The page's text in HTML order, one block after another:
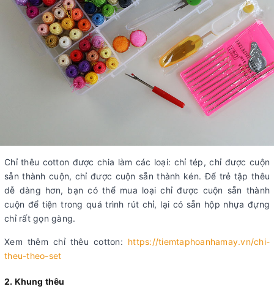
Chỉ thêu cotton được chia làm các loại: chỉ tép, chỉ được cuộn
sẵn thành cuộn, chỉ được cuộn sẵn thành kén. Để trẻ tập thêu
dễ dàng hơn, bạn có thể mua loại chỉ được cuộn sẵn thành
cuộn để tiện trong quá trình rút chỉ, lại có sẵn hộp nhựa đựng
chỉ rất gọn gàng.
Xem thêm chỉ thêu cotton: https://tiemtaphoanhamay.vn/chi-
theu-theo-set
2. Khung thêu